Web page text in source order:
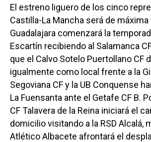
El estreno liguero de los cinco
Castilla-La Mancha será de máxima
Guadalajara comenzará la
Escartín recibiendo al Salamanca
que el Calvo Sotelo Puertollano CF
igualmente como local frente a la
Segoviana CF y la UB Conquense
La Fuensanta ante el Getafe CF B.
CF Talavera de la Reina iniciará el
domicilio visitando a la RSD Alcalá,
Atlético Albacete afrontará el